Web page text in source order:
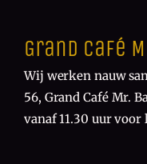
Grand Café
Wij werken nauw
56, Grand Café Mr.
vanaf 11.30 uur